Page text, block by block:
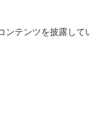
ンテンツを披露して